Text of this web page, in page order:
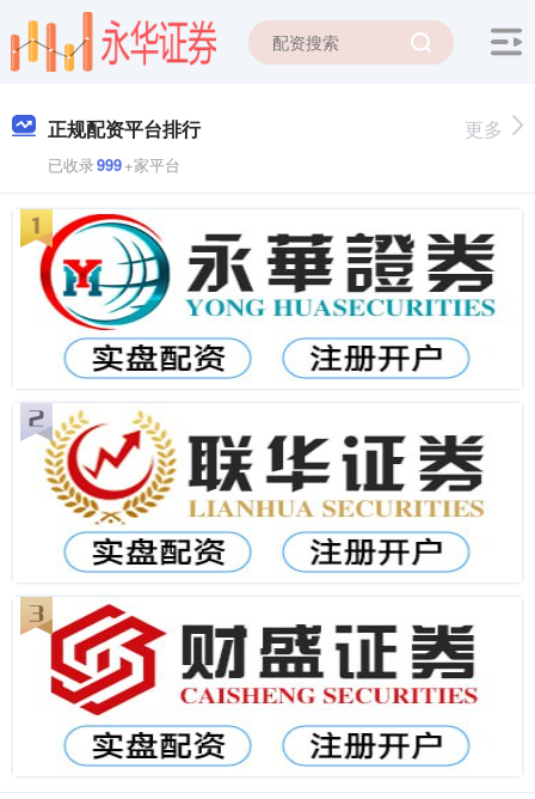
正规配资平台排行
已收录999+家平台
更多